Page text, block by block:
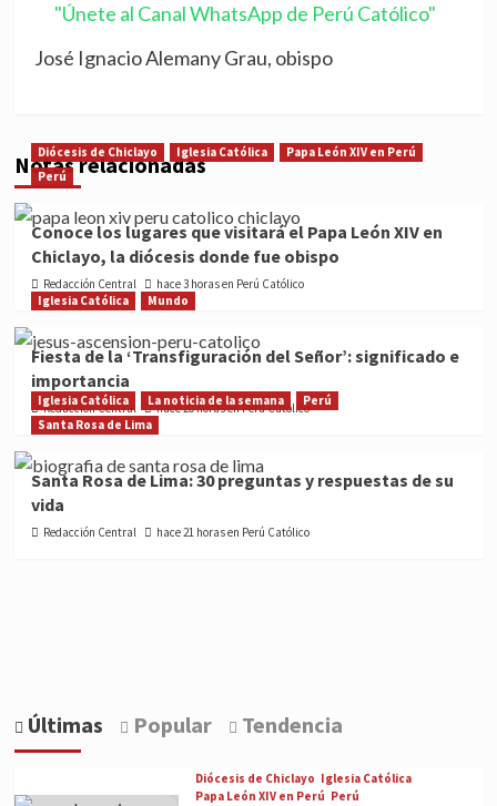
"Únete al Canal WhatsApp de Perú Católico"
José Ignacio Alemany Grau, obispo
Notas relacionadas
Diócesis de Chiclayo Iglesia Católica
Papa León XIV en Perú
Perú
Conoce los lugares que visitará el Papa León XIV en
Chiclayo, la diócesis donde fue obispo
Redacción Central
hace 3 horas en Perú Católico
Iglesia Católica
Mundo
Fiesta de la ‘Transfiguración del Señor’: significado e
importancia
Redacción Central hace 20 horas en Perú Católico
Iglesia Católica La noticia de la semana
Perú
Santa Rosa de Lima
Santa Rosa de Lima: 30 preguntas y respuestas de su
vida
Redacción Central hace 21 horas en Perú Católico
Últimas Popular Tendencia
Diócesis de Chiclayo Iglesia Católica
Papa León XIV en Perú Perú